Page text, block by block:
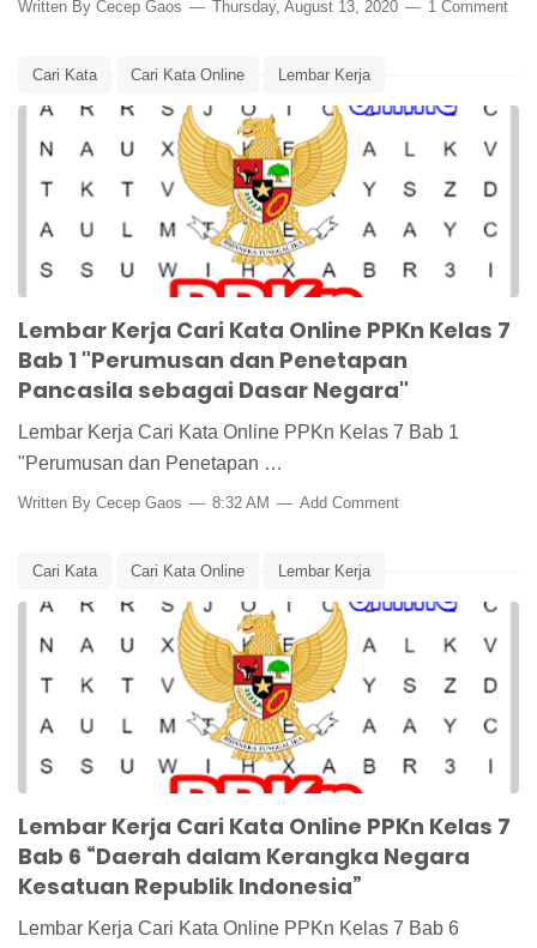
Written By Cecep Gaos Thursday, August 13, 2020 1 Comment
Cari Kata Cari Kata Online Lembar Kerja
Lembar Kerja PPKn Lembar Kerja Siswa
Media Pembelajaran Pancasila Pancasila Dasar Negara
PPKn PPKn Kelas 7
Lembar Kerja Cari Kata Online PPKn Kelas 7
Bab 1 "Perumusan dan Penetapan
Pancasila sebagai Dasar Negara"
Lembar Kerja Cari Kata Online PPKn Kelas 7 Bab 1
"Perumusan dan Penetapan …
Written By Cecep Gaos 8:32 AM Add Comment
Cari Kata Cari Kata Online Lembar Kerja
Lembar Kerja PPKn Lembar Kerja Siswa
Media Pembelajaran NKRI Otonomi Daerah PPKn
PPKn Kelas 7 wordsearch
Lembar Kerja Cari Kata Online PPKn Kelas 7
Bab 6 “Daerah dalam Kerangka Negara
Kesatuan Republik Indonesia”
Lembar Kerja Cari Kata Online PPKn Kelas 7 Bab 6